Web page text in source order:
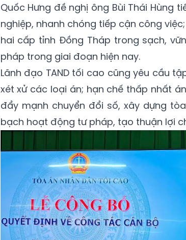
Quốc Hưng đề nghị ông Bùi Thái Hùng
nghiệp, nhanh chóng tiếp cận công
hai cấp tỉnh Đồng Tháp trong sạch,
pháp trong giai đoạn hiện nay.
Lãnh đạo TAND tối cao cũng yêu cầu
xét xử các loại án; hạn chế thấp nhất
đẩy mạnh chuyển đổi số, xây dựng
bạch hoạt động tư pháp, tạo thuận lợi